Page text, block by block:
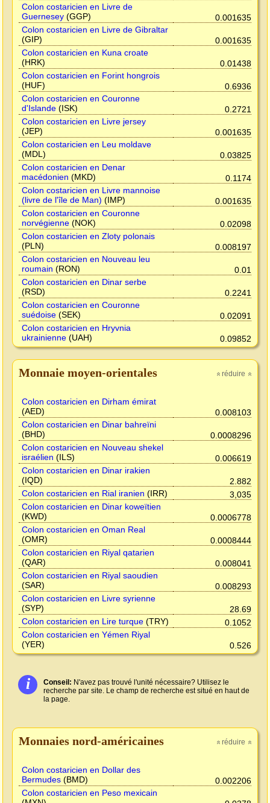
Colon costaricien en Livre de
Guernesey (GGP)
0.001635
Colon costaricien en Livre de Gibraltar
(GIP)
0.001635
Colon costaricien en Kuna croate
(HRK)
0.01438
Colon costaricien en Forint hongrois
(HUF)
0.6936
Colon costaricien en Couronne
d'Islande (ISK)
0.2721
Colon costaricien en Livre jersey
(JEP)
0.001635
Colon costaricien en Leu moldave
(MDL)
0.03825
Colon costaricien en Denar
macédonien (MKD)
0.1174
Colon costaricien en Livre mannoise
(livre de l'île de Man) (IMP)
0.001635
Colon costaricien en Couronne
norvégienne (NOK)
0.02098
Colon costaricien en Zloty polonais
(PLN)
0.008197
Colon costaricien en Nouveau leu
roumain (RON)
0.01
Colon costaricien en Dinar serbe
(RSD)
0.2241
Colon costaricien en Couronne
suédoise (SEK)
0.02091
Colon costaricien en Hryvnia
ukrainienne (UAH) 0.09852
» réduire »
Monnaie moyen-orientales
Colon costaricien en Dirham émirat
(AED)
0.008103
Colon costaricien en Dinar bahreïni
(BHD)
0.0008296
Colon costaricien en Nouveau shekel
israélien (ILS)
0.006619
Colon costaricien en Dinar irakien
(IQD)
2.882
Colon costaricien en Rial iranien (IRR)
3,035
Colon costaricien en Dinar koweïtien
(KWD)
0.0006778
Colon costaricien en Oman Real
(OMR)
0.0008444
Colon costaricien en Riyal qatarien
(QAR)
0.008041
Colon costaricien en Riyal saoudien
(SAR)
0.008293
Colon costaricien en Livre syrienne
(SYP)
28.69
Colon costaricien en Lire turque (TRY)
0.1052
Colon costaricien en Yémen Riyal
(YER)
0.526
i Conseil: N'avez pas trouvé l'unité nécessaire? Utilisez le
recherche par site. Le champ de recherche est situé en haut de
la page.
» réduire »
Monnaies nord-américaines
Colon costaricien en Dollar des
Bermudes (BMD)
0.002206
Colon costaricien en Peso mexicain